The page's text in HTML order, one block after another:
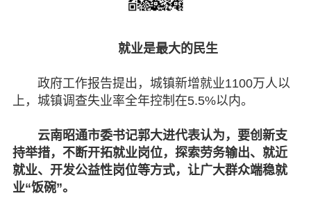
就业是最大的民生
政府工作报告提出，城镇新增就业1100万人以
上，城镇调查失业率全年控制在5.5%以内。
云南昭通市委书记郭大进代表认为，要创新支
持举措，不断开拓就业岗位，探索劳务输出、就近
就业、开发公益性岗位等方式，让广大群众端稳就
业“饭碗”。